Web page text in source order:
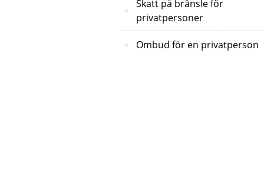
Skatt på bränsle för
privatpersoner
Ombud för en privatperson